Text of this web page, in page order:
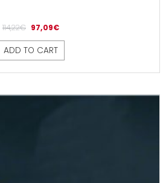
114,22€ 97,09€
ADD TO CART